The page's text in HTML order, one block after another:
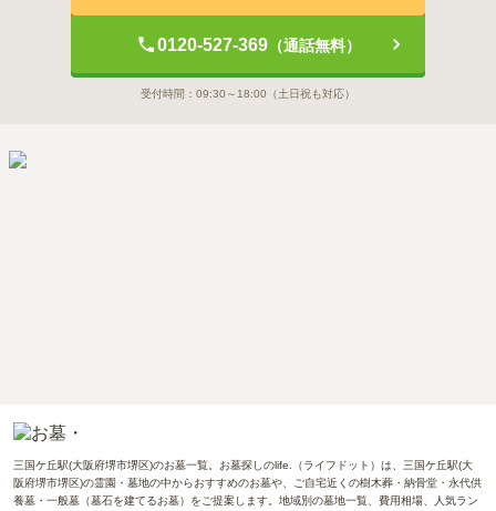
0120-527-369（通話無料）
受付時間： 09:30～18:00 （土日祝も対応）
三国ケ丘駅(大阪府堺市堺区)のお墓一覧。お墓探しのlife.（ライフドット）は、三国ケ丘駅(大
阪府堺市堺区)の霊園・墓地の中からおすすめのお墓や、ご自宅近くの樹木葬・納骨堂・永代供
養墓・一般墓（墓石を建てるお墓）をご提案します。地域別の墓地一覧、費用相場、人気ラン